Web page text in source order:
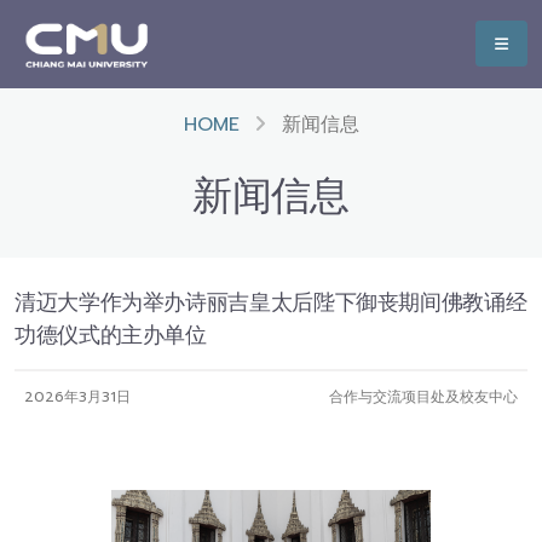
HOME 新闻信息
新闻信息
清迈大学作为举办诗丽吉皇太后陛下御丧期间佛教诵经
功德仪式的主办单位
2026年3月31日 合作与交流项目处及校友中心